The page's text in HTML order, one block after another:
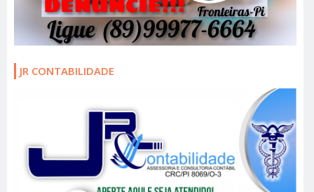
JR CONTABILIDADE